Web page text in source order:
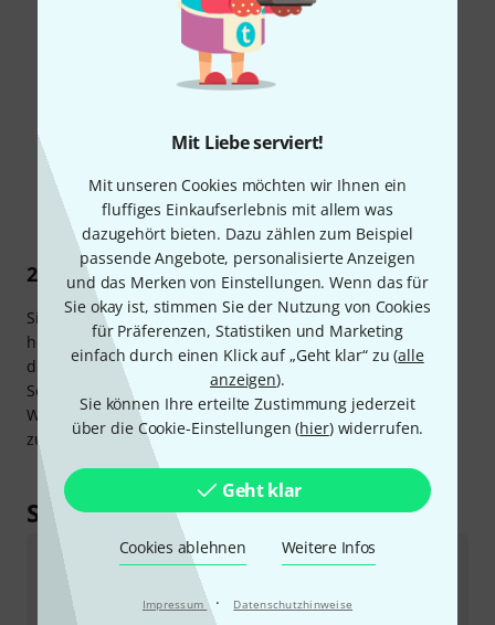
Mit Liebe serviert!
Mit unseren Cookies möchten wir Ihnen ein
fluffiges Einkaufserlebnis mit allem was
dazugehört bieten. Dazu zählen zum Beispiel
passende Angebote, personalisierte Anzeigen
und das Merken von Einstellungen. Wenn das für
Sie okay ist, stimmen Sie der Nutzung von Cookies
für Präferenzen, Statistiken und Marketing
einfach durch einen Klick auf „Geht klar“ zu (alle
anzeigen).
Sie können Ihre erteilte Zustimmung jederzeit
über die Cookie-Einstellungen (hier) widerrufen.
Geht klar
Cookies ablehnen Weitere Infos
Impressum · Datenschutzhinweise
Lieferung von Ton- oder Videoaufnahmen oder
Computersoftware in einer versiegelten Packung,
wenn die Versiegelung nach der Lieferung entfernt
Illustrierten mit Ausnahme von Abonnement-
Verträgen.
2. Musterwiderrufsformular
Sie können hier einMusterwiderrufsformularals PDF
herunterladen (Adobe Acrobat Reader erforderlich) und
dieses verwenden, um Ihr Widerrufsrecht auszuüben.
Senden Sie hierzu einfach das ausgefüllte
Widerrufsformular per Post, Telefax oder E-Mail an uns
zurück.
So erreichen Sie uns
Kundenservice